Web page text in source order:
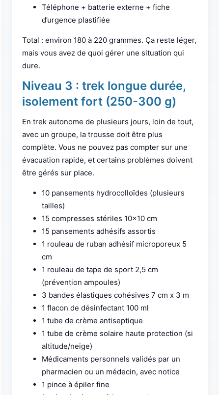
Téléphone + batterie externe + fiche
d’urgence plastifiée
Total : environ 180 à 220 grammes. Ça reste léger,
mais vous avez de quoi gérer une situation qui
dure.
Niveau 3 : trek longue durée,
isolement fort (250-300 g)
En trek autonome de plusieurs jours, loin de tout,
avec un groupe, la trousse doit être plus
complète. Vous ne pouvez pas compter sur une
évacuation rapide, et certains problèmes doivent
être gérés sur place.
10 pansements hydrocolloïdes (plusieurs
tailles)
15 compresses stériles 10×10 cm
15 pansements adhésifs assortis
1 rouleau de ruban adhésif microporeux 5
cm
1 rouleau de tape de sport 2,5 cm
(prévention ampoules)
3 bandes élastiques cohésives 7 cm x 3 m
1 flacon de désinfectant 100 ml
1 tube de crème antiseptique
1 tube de crème solaire haute protection (si
altitude/neige)
Médicaments personnels validés par un
pharmacien ou un médecin, avec notice
1 pince à épiler fine